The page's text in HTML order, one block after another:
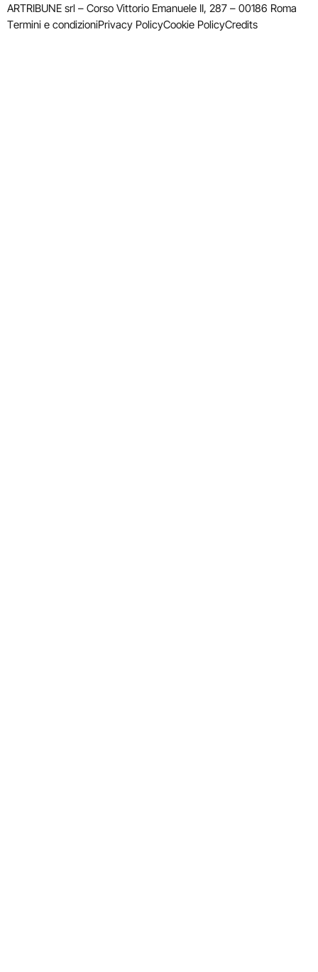
ARTRIBUNE srl – Corso Vittorio Emanuele II, 287 – 00186 Roma
Termini e condizioniPrivacy PolicyCookie PolicyCredits